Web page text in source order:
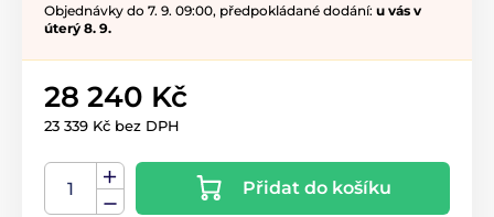
Objednávky do 7. 9. 09:00, předpokládané dodání: u vás v
úterý 8. 9.
28 240 Kč
23 339 Kč bez DPH
Přidat do košíku